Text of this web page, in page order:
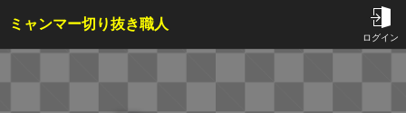
ミャンマー切り抜き職人
ログイン
TOP